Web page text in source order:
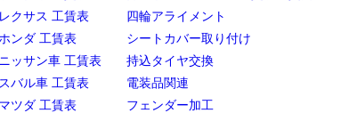
レクサス 工賃表
ホンダ 工賃表
ニッサン車 工賃表
スバル車 工賃表
マツダ 工賃表
四輪アライメント
シートカバー取り付け
持込タイヤ交換
電装品関連
フェンダー加工